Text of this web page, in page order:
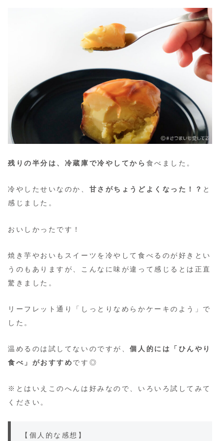
残りの半分は、冷蔵庫で冷やしてから 食べました。
冷やしたせいなのか、 甘さがちょうどよくなった！？ と
感じました。
おいしかったです！
焼き芋やおいもスイーツを冷やして食べるのが好きとい
うのもありますが、こんなに味が違って感じるとは正直
驚きました。
リーフレット通り「しっとりなめらかケーキのよう」で
した。
温めるのは試してないのですが、個人的には「ひんやり
食べ」がおすすめです◎
※とはいえこのへんは好みなので、いろいろ試してみて
ください。
【個人的な感想】